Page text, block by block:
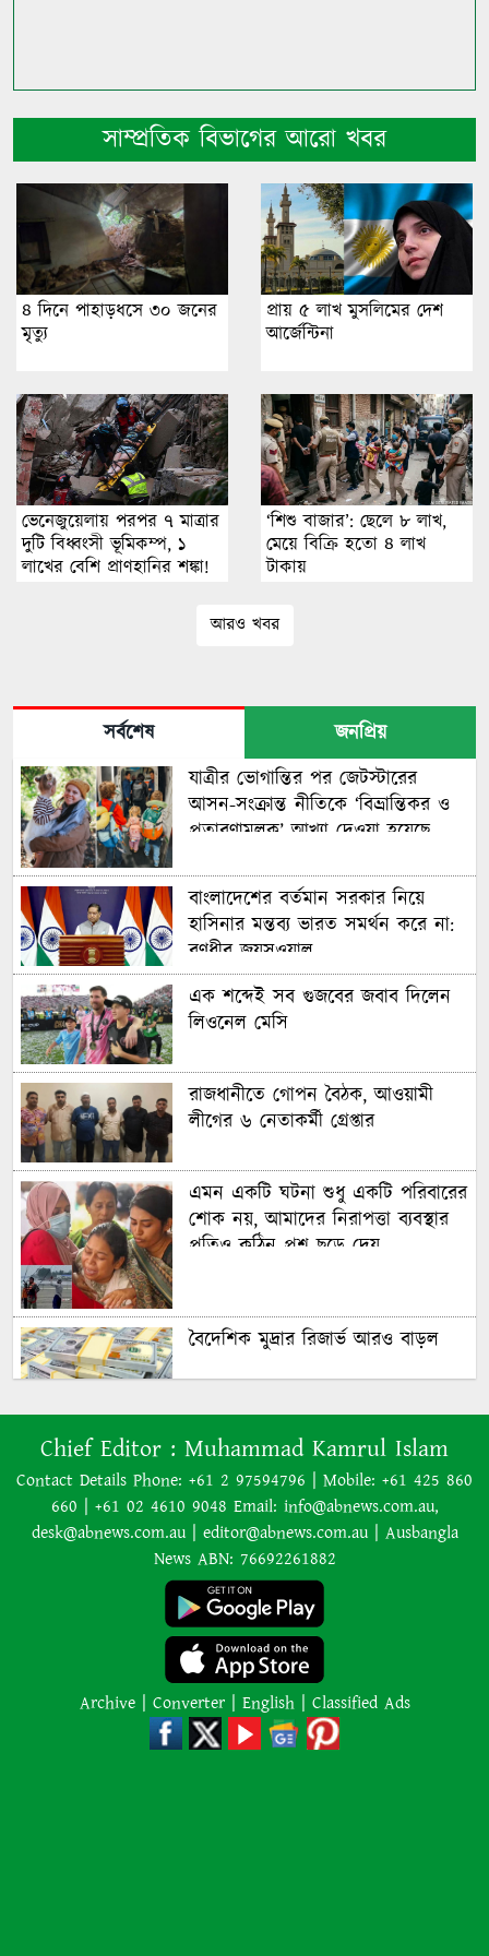
সাম্প্রতিক বিভাগের আরো খবর
৪ দিনে পাহাড়ধসে ৩০ জনের
মৃত্যু
প্রায় ৫ লাখ মুসলিমের দেশ
আর্জেন্টিনা
ভেনেজুয়েলায় পরপর ৭ মাত্রার
দুটি বিধ্বংসী ভূমিকম্প, ১
লাখের বেশি প্রাণহানির শঙ্কা!
‘শিশু বাজার’: ছেলে ৮ লাখ,
মেয়ে বিক্রি হতো ৪ লাখ
টাকায়
আরও খবর
সর্বশেষ
জনপ্রিয়
যাত্রীর ভোগান্তির পর জেটস্টারের
আসন-সংক্রান্ত নীতিকে ‘বিভ্রান্তিকর ও
প্রতারণামূলক’ আখ্যা দেওয়া হয়েছে
বাংলাদেশের বর্তমান সরকার নিয়ে
হাসিনার মন্তব্য ভারত সমর্থন করে না:
রণধীর জয়সওয়াল
এক শব্দেই সব গুজবের জবাব দিলেন
লিওনেল মেসি
রাজধানীতে গোপন বৈঠক, আওয়ামী
লীগের ৬ নেতাকর্মী গ্রেপ্তার
এমন একটি ঘটনা শুধু একটি পরিবারের
শোক নয়, আমাদের নিরাপত্তা ব্যবস্থার
প্রতিও কঠিন প্রশ্ন ছুড়ে দেয়
বৈদেশিক মুদ্রার রিজার্ভ আরও বাড়ল
৭০ বছর আগে যা ‍দিয়ে শুরু হয়েছিল
বাংলাদেশের চলচ্চিত্র ‘মুখ ও মুখোশ’
নিউজিল্যান্ডে ৫.৯ মাত্রার শক্তিশালী
ভূমিকম্প
ইরানের বিরুদ্ধে হামলা স্থগিত ট্রাম্পের,
নতুন করে শান্তি আলোচনা শুরু
অজ্ঞাত কারণে অগ্নিকাণ্ডে একই
Chief Editor : Muhammad Kamrul Islam
Contact Details Phone: +61 2 97594796 | Mobile: +61 425 860
660 | +61 02 4610 9048 Email: info@abnews.com.au,
desk@abnews.com.au | editor@abnews.com.au | Ausbangla
News ABN: 76692261882
Archive | Converter | English | Classified Ads